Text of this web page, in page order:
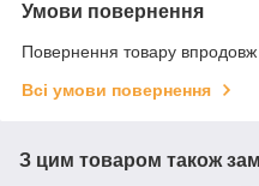
Умови повернення
Повернення товару впродовж
Всі умови повернення
З цим товаром також